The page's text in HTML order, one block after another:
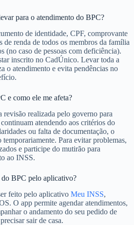
para o atendimento do BPC?
de identidade, CPF, comprovante
de renda de todos os membros da família
(no caso de pessoas com deficiência).
inscrito no CadÚnico. Levar toda a
o atendimento e evita pendências no
e como ele me afeta?
realizada pelo governo para
atendendo aos critérios do
ou falta de documentação, o
temporariamente. Para evitar problemas,
e participe do mutirão para
ao INSS.
do BPC pelo aplicativo?
feito pelo aplicativo Meu INSS,
O app permite agendar atendimentos,
o andamento do seu pedido de
sair de casa.